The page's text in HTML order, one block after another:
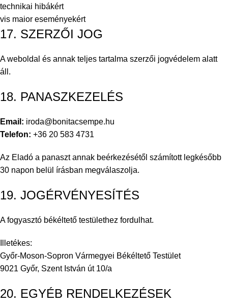
technikai hibákért
vis maior eseményekért
17. SZERZŐI JOG
A weboldal és annak teljes tartalma szerzői jogvédelem alatt
áll.
18. PANASZKEZELÉS
Email: iroda@bonitacsempe.hu
Telefon: +36 20 583 4731
Az Eladó a panaszt annak beérkezésétől számított legkésőbb
30 napon belül írásban megválaszolja.
19. JOGÉRVÉNYESÍTÉS
A fogyasztó békéltető testülethez fordulhat.
Illetékes:
Győr-Moson-Sopron Vármegyei Békéltető Testület
9021 Győr, Szent István út 10/a
20. EGYÉB RENDELKEZÉSEK